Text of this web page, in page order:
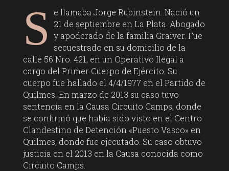
S
e llamaba Jorge Rubinstein. Nació un
21 de septiembre en La Plata. Abogado
y apoderado de la familia Graiver. Fue
secuestrado en su domicilio de la
calle 56 Nro. 421, en un Operativo Ilegal a
cargo del Primer Cuerpo de Ejército. Su
cuerpo fue hallado el 4/4/1977 en el Partido de
Quilmes. En marzo de 2013 su caso tuvo
sentencia en la Causa Circuito Camps, donde
se confirmó que había sido visto en el Centro
Clandestino de Detención «Puesto Vasco» en
Quilmes, donde fue ejecutado. Su caso obtuvo
justicia en el 2013 en la Causa conocida como
Circuito Camps.